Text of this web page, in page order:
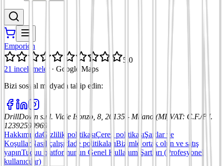
Emporion
5,0
21 incelemeler
· Google Maps
Bizi sosyal medyada takip edin:
DrillDown s.r.l. Viale Isonzo, 8, 20135 - Milano (MI) VAT: C.F./P.I.
12392590969
HakkımızdaGizlilik politikasıÇerez politikasıŞartlar ve
KoşullarNasıl çalışırİade politikalarıBizimle ortak olun ve satış
yapınTuduu platformunun Genel Kullanım Şartları (Profesyonel
kullanıcılar)